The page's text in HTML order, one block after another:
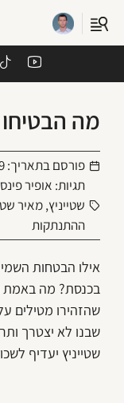
מה
פורסם בתאריך:
תגיות: אופיר פינס
שטייניץ,מאיר
ההתנתקות
אילו הבטחות
בכנסת? מה באמת
שהזהירו מטילים
שבנו לא יצטרך
שטייניץ יעדיף